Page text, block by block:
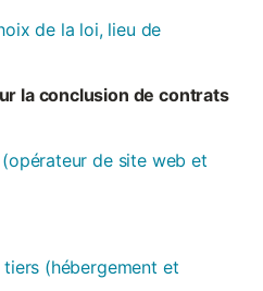
de la loi, lieu de
la conclusion de contrats
de site web et
(hébergement et